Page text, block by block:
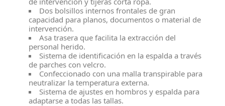
Dos bolsillos internos frontales de gran
capacidad para planos, documentos o material de
intervención.
Asa trasera que facilita la extracción del
personal herido.
Sistema de identificación en la espalda a través
de parches con velcro.
Confeccionado con una malla transpirable para
neutralizar la temperatura externa.
Sistema de ajustes en hombros y espalda para
adaptarse a todas las tallas.